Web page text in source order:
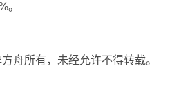
。
舟所有，未经允许不得转载。